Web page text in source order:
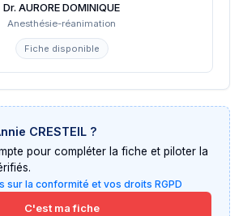
Dr. AURORE DOMINIQUE
Anesthésie-réanimation
Fiche disponible
CRESTEIL ?
pour compléter la fiche et piloter la
sur la conformité et vos droits RGPD
C'est ma fiche